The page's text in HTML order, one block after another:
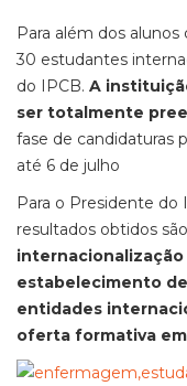
Para além dos alunos
30 estudantes
do IPCB. A
ser totalmente
fase de candidaturas
até 6 de julho
Para o Presidente do
resultados obtidos
estabelecimento
entidades
oferta formativa